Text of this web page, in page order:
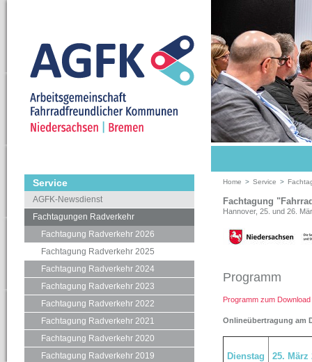
Service
AGFK-Newsdienst
Fachtagungen Radverkehr
Fachtagung Radverkehr 2026
Fachtagung Radverkehr 2025
Fachtagung Radverkehr 2024
Fachtagung Radverkehr 2023
Fachtagung Radverkehr 2022
Fachtagung Radverkehr 2021
Fachtagung Radverkehr 2020
Fachtagung Radverkehr 2019
Home > Service >
Fachtagung
Hannover, 25. und 26.
Programm
Programm zum
Onlineübertragung am
Dienstag 25. März